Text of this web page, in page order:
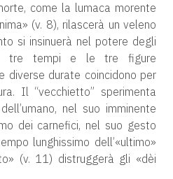
come la lumaca morente
(v. 8), rilascerà un veleno
si insinuerà nel potere degli
tempi e le tre figure
diverse durate coincidono per
Il “vecchietto” sperimenta
nel suo imminente
dei carnefici, nel suo gesto
lunghissimo dell’«ultimo»
(v. 11) distruggerà gli «dèi